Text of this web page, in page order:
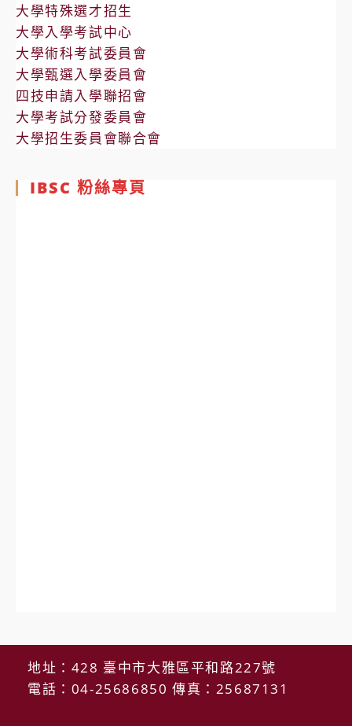
大學特殊選才招生
大學入學考試中心
大學術科考試委員會
大學甄選入學委員會
四技申請入學聯招會
大學考試分發委員會
大學招生委員會聯合會
IBSC 粉絲專頁
地址：428 臺中市大雅區平和路227號
電話：04-25686850 傳真：25687131